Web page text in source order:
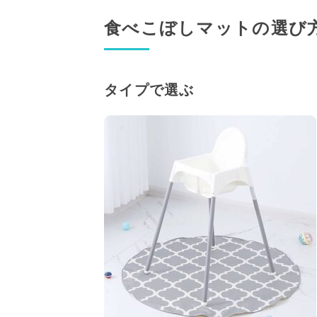
食べこぼしマットの選び
タイプで選ぶ